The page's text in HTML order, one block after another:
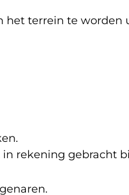
het terrein te worden
rekening gebracht